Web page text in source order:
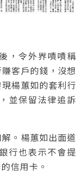
，令外界嘖嘖稱
客戶的錢，沒想
楊蕙如的套利行
並保留法律追訴
。楊蕙如出面道
行也表示不會提
信用卡。